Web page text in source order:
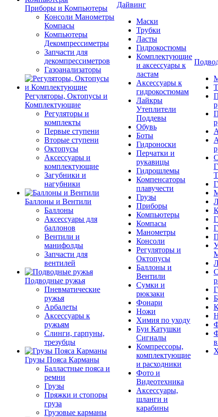
Приборы и Компьютеры
Консоли Манометры
Компасы
Компьютеры
Декомпрессиметры
Запчасти для
декомпрессиметров
Газоанализаторы
Регуляторы, Октопусы и
Комплектующие
Регуляторы и
комплекты
Первые ступени
Вторые ступени
Октопусы
Аксессуары и
комплектующие
Загубники и
нагубники
Баллоны и Вентили
Баллоны
Аксессуары для
баллонов
Вентили и
манифолды
Запчасти для
вентилей
Подводные ружья
Пневматические
ружья
Арбалеты
Аксессуары к
ружьям
Слинги, гарпуны,
трезубцы
Грузы Пояса Карманы
Балластные пояса и
ремни
Грузы
Пряжки и стопоры
груза
Грузовые карманы
Дайвинг
Маски
Трубки
Ласты
Гидрокостюмы
Комплектующие
и аксессуары к
ластам
Аксессуары к
гидрокостюмам
Лайкры
Утеплители
Поддевы
Обувь
Боты
Гидроноски
Перчатки и
рукавицы
Гидрошлемы
Компенсаторы
плавучести
Грузы
Приборы
Компьютеры
Компасы
Манометры
Консоли
Регуляторы и
Октопусы
Баллоны и
Вентили
Сумки и
рюкзаки
Фонари
Ножи
Химия по уходу
Буи Катушки
Сигналы
Компрессоры,
комплектующие
и расходники
Фото и
Видеотехника
Аксессуары,
шланги и
карабины